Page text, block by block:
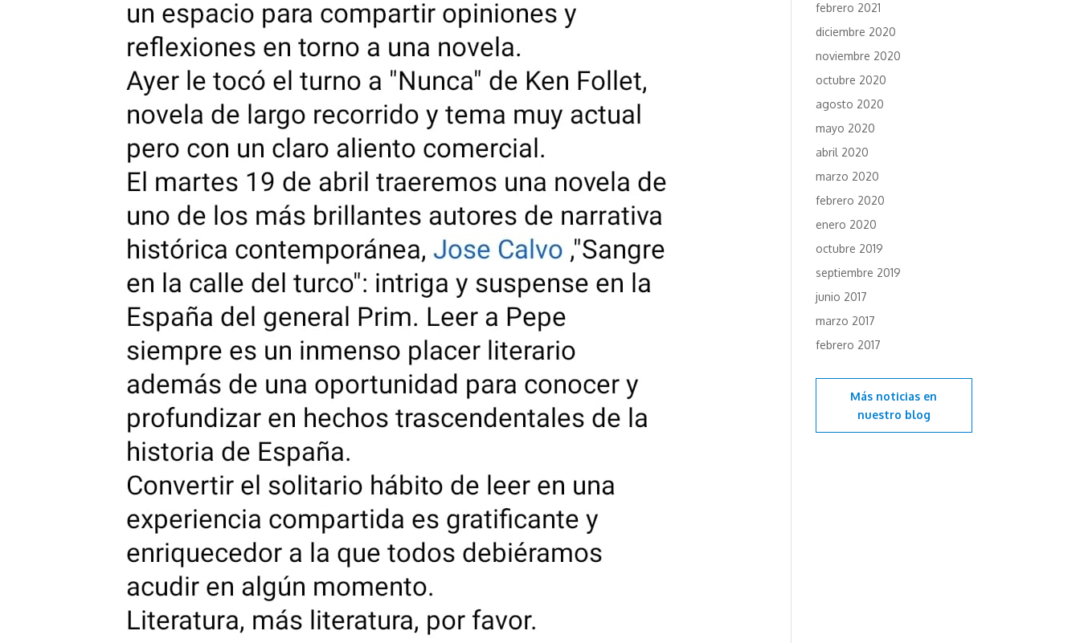
febrero 2021
diciembre 2020
noviembre 2020
octubre 2020
agosto 2020
mayo 2020
abril 2020
marzo 2020
febrero 2020
enero 2020
octubre 2019
septiembre 2019
junio 2017
marzo 2017
febrero 2017
Más noticias en
nuestro blog